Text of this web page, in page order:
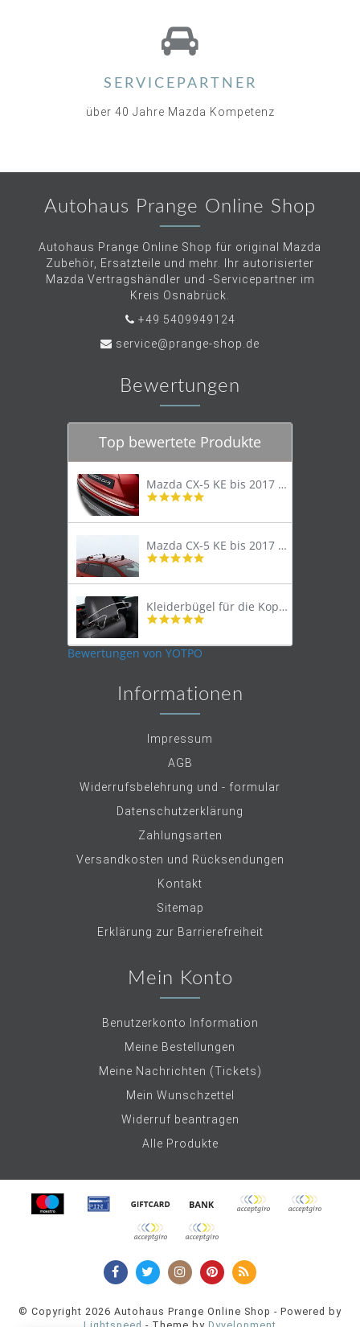
SERVICEPARTNER
über 40 Jahre Mazda Kompetenz
Autohaus Prange Online Shop
Autohaus Prange Online Shop für original Mazda
Zubehör, Ersatzteile und mehr. Ihr autorisierter
Mazda Vertragshändler und -Servicepartner im
Kreis Osnabrück.
+49 5409949124
service@prange-shop.de
Bewertungen
Top bewertete Produkte
Mazda CX-5 KE bis 2017 Trittschutzleiste Edelstahl original
4.8
rating
Mazda CX-5 KE bis 2017 Lastenträger Dachträger
4.9
rating
Kleiderbügel für die Kopfstütze
4.9
rating
Bewertungen von YOTPO
Informationen
Impressum
AGB
Widerrufsbelehrung und - formular
Datenschutzerklärung
Zahlungsarten
Versandkosten und Rücksendungen
Kontakt
Sitemap
Erklärung zur Barrierefreiheit
Mein Konto
Benutzerkonto Information
Meine Bestellungen
Meine Nachrichten (Tickets)
Mein Wunschzettel
Widerruf beantragen
Alle Produkte
© Copyright 2026 Autohaus Prange Online Shop - Powered by